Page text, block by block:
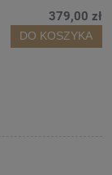
379,00 zł
DO KOSZYKA